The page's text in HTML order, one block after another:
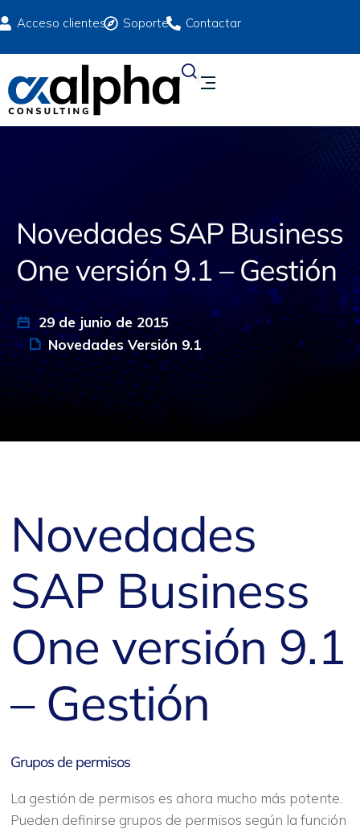
Acceso clientes Soporte Contactar
Novedades SAP Business
One versión 9.1 – Gestión
29 de junio de 2015
Novedades Versión 9.1
Novedades
SAP Business
One versión 9.1
– Gestión
Grupos de permisos
La gestión de permisos es ahora mucho más potente.
Pueden definirse grupos de permisos según la función